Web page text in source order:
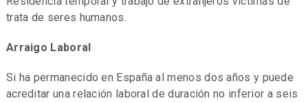
trata de seres humanos.
Arraigo Laboral
Si ha permanecido en España al menos dos años y puede
acreditar una relación laboral de duración no inferior a seis